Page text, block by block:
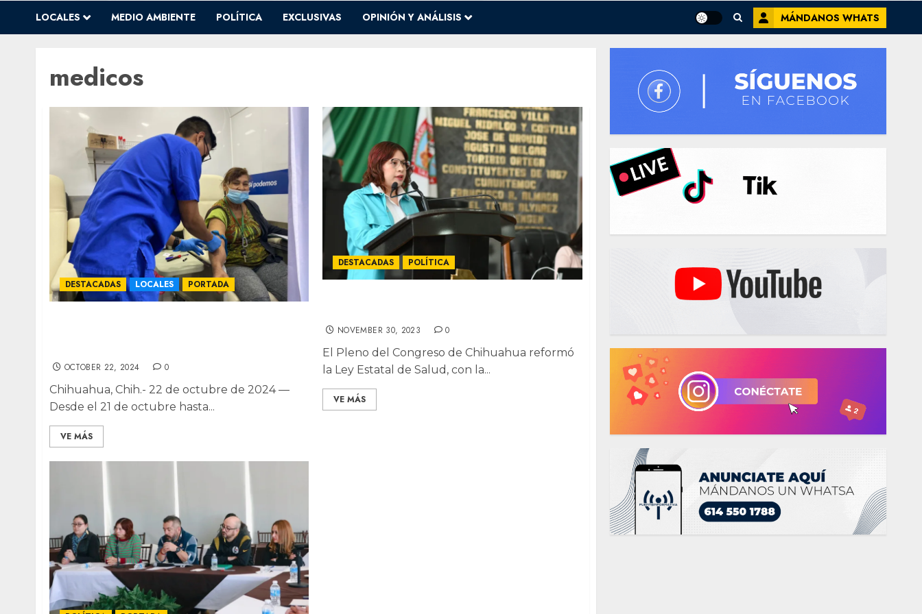
LOCALES MEDIO AMBIENTE POLÍTICA EXCLUSIVAS OPINIÓN Y ANÁLISIS MÁNDANOS WHATS
medicos
DESTACADAS LOCALES PORTADA
OCTOBER 22, 2024 0
Chihuahua, Chih.- 22 de octubre de 2024 —
Desde el 21 de octubre hasta...
VE MÁS
DESTACADAS POLÍTICA
NOVEMBER 30, 2023 0
El Pleno del Congreso de Chihuahua reformó
la Ley Estatal de Salud, con la...
VE MÁS